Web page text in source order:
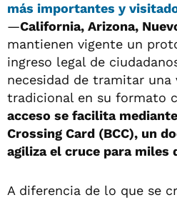
más importantes y
—California, Arizona,
mantienen vigente un
ingreso legal de
necesidad de tramitar una
tradicional en su formato
acceso se facilita
Crossing Card (BCC), un
agiliza el cruce para miles
A diferencia de lo que se